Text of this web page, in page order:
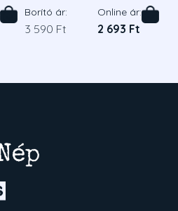
Borító ár:
3 590 Ft
Online ár:
2 693 Ft